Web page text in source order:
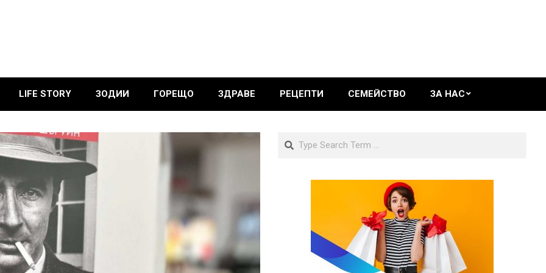
LIFE STORY ЗОДИИ ГОРЕЩО ЗДРАВЕ РЕЦЕПТИ СЕМЕЙСТВО ЗА НАС
Search